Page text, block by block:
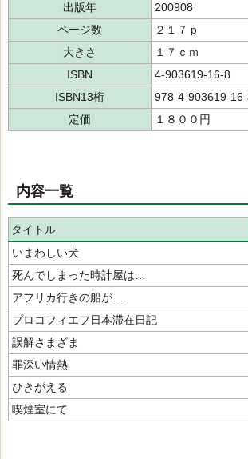
出版年
200908
ページ数
２１７ｐ
大きさ
１７ｃｍ
ISBN
4-903619-16-8
ISBN13桁
978-4-903619-
定価
１８００円
内容一覧
タイトル
いまわしい犬
死んでしまった時計屋は…
アフリカ行きの船が…
プロコフィエフ日本滞在日記
誤解さまざま
罪深い情熱
ひきがえる
喫煙室にて